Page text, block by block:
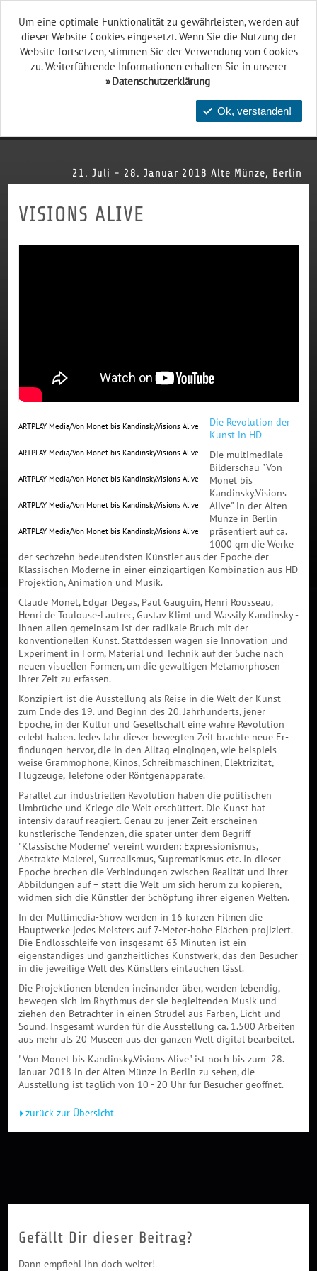
21. Juli - 28. Januar 2018 Alte Münze, Berlin
VISIONS ALIVE
ARTPLAY Media/Von Monet bis Kandinsky.Visions Alive
ARTPLAY Media/Von Monet bis Kandinsky.Visions Alive
ARTPLAY Media/Von Monet bis Kandinsky.Visions Alive
ARTPLAY Media/Von Monet bis Kandinsky.Visions Alive
ARTPLAY Media/Von Monet bis Kandinsky.Visions Alive
Die Revolution der
Kunst in HD
Die multimediale
Bilderschau "Von
Monet bis
Kandinsky.Visions
Alive" in der Alten
Münze in Berlin
präsentiert auf ca.
1000 qm die Werke
der sechzehn bedeutendsten Künstler aus der Epoche der
Klassischen Moderne in einer einzigartigen Kombination aus HD
Projektion, Animation und Musik.
Claude Monet, Edgar Degas, Paul Gauguin, Henri Rousseau,
Henri de Toulouse-Lautrec, Gustav Klimt und Wassily Kandinsky -
ihnen allen gemeinsam ist der radikale Bruch mit der
konventionellen Kunst. Stattdessen wagen sie Innovation und
Experiment in Form, Material und Technik auf der Suche nach
neuen visuellen Formen, um die gewaltigen Metamorphosen
ihrer Zeit zu erfassen.
Konzipiert ist die Ausstellung als Reise in die Welt der Kunst
zum Ende des 19. und Beginn des 20. Jahrhunderts, jener
Epoche, in der Kultur und Gesellschaft eine wahre Revolution
erlebt haben. Jedes Jahr dieser bewegten Zeit brachte neue Er­
findungen hervor, die in den Alltag eingingen, wie beispiels­
weise Grammophone, Kinos, Schreibmaschinen, Elektrizität,
Flugzeuge, Telefone oder Röntgenapparate.
Parallel zur in­dustriellen Revolution haben die politischen
Umbrüche und Kriege die Welt erschüttert. Die Kunst hat
intensiv darauf reagiert. Genau zu jener Zeit erscheinen
künstlerische Tenden­zen, die später unter dem Begriff
"Klassische Moderne" vereint wurden: Expressionismus,
Abstrakte Malerei, Surrealismus, Suprematismus etc. In dieser
Epoche brechen die Verbindungen zwischen Realität und ihrer
Abbildungen auf – statt die Welt um sich herum zu kopieren,
widmen sich die Künstler der Schöpfung ihrer eigenen Welten.
In der Multimedia-Show werden in 16 kurzen Filmen die
Hauptwerke jedes Meisters auf 7-Meter-hohe Flächen projiziert.
Die Endlosschleife von insgesamt 63 Minuten ist ein
eigenständiges und ganzheitliches Kunstwerk, das den Besucher
in die jeweilige Welt des Künstlers eintauchen lässt.
Die Projektionen blenden ineinander über, werden leben­dig,
bewegen sich im Rhythmus der sie begleitenden Musik und
ziehen den Betrachter in einen Strudel aus Farben, Licht und
Sound. Insgesamt wurden für die Ausstellung ca. 1.500 Arbeiten
aus mehr als 20 Museen aus der ganzen Welt digital bearbeitet.
"Von Monet bis Kandinsky.Visions Alive" ist noch bis zum 28.
Januar 2018 in der Alten Münze in Berlin zu sehen, die
Ausstellung ist täglich von 10 - 20 Uhr für Besucher geöffnet.
zurück zur Übersicht
Gefällt Dir dieser Beitrag?
Dann empfiehl ihn doch weiter!
Um eine optimale Funktionalität zu gewährleisten, werden auf
dieser Website Cookies eingesetzt. Wenn Sie die Nutzung der
Website fort­setzen, stimmen Sie der Verwendung von Cookies
zu. Weiterführende Informationen erhalten Sie in unserer
Datenschutzerklärung
Ok, verstanden!